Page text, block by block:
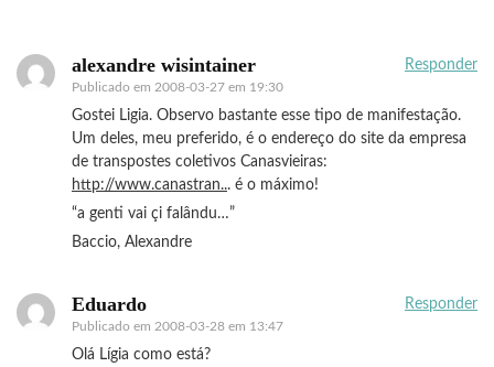
alexandre wisintainer
Publicado em 2008-03-27 em 19:30
Responder
Gostei Ligia. Observo bastante esse tipo de manifestação.
Um deles, meu preferido, é o endereço do site da empresa
de transpostes coletivos Canasvieiras:
http://www.canastran... é o máximo!
“a genti vai çi falându…”
Baccio, Alexandre
Eduardo
Publicado em 2008-03-28 em 13:47
Responder
Olá Lígia como está?